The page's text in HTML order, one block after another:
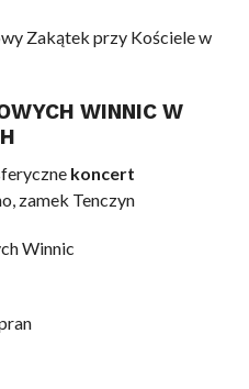
Zakątek przy Kościele w
WINNIC W
koncert
zamek Tenczyn
Winnic